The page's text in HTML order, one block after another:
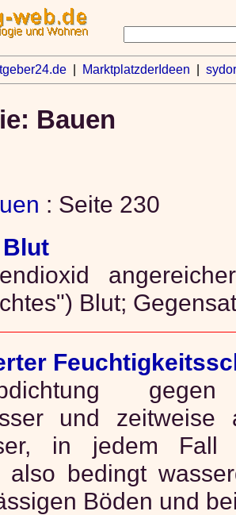
| MarktplatzderIdeen
Bauen
: Seite 230
Blut;
gegen
und zeitweise
in jedem Fall
also bedingt
Böden und